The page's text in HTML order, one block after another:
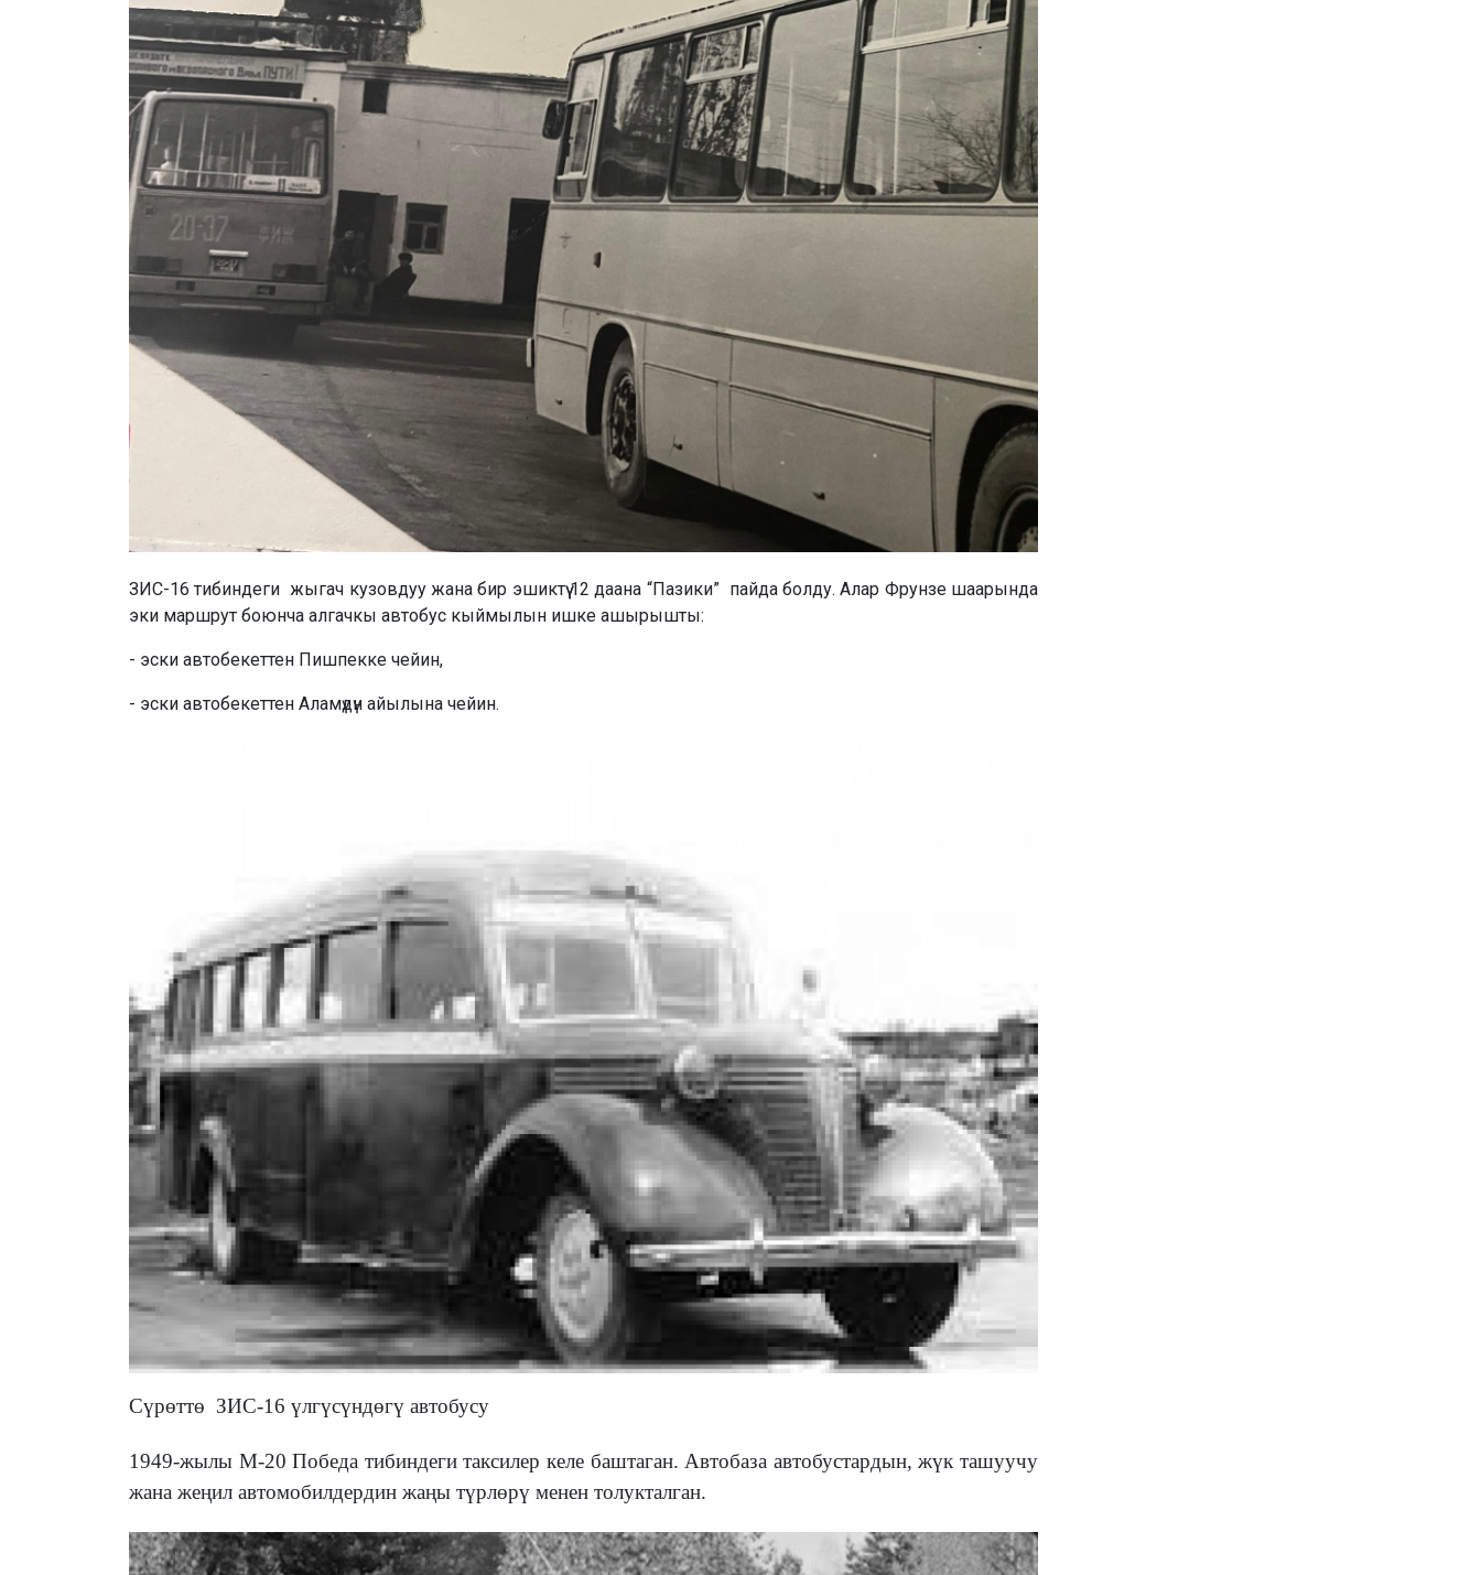
ЗИС-16 тибиндеги жыгач кузовдуу жана бир эшиктүү 12 даана “Пазики” пайда болду. Алар Фрунзе шаарында
эки маршрут боюнча алгачкы автобус кыймылын ишке ашырышты:
- эски автобекеттен Пишпекке чейин,
- эски автобекеттен Аламүдүн айылына чейин.
Сүрөттө ЗИС-16 үлгүсүндөгү автобусу
1949-жылы М-20 Победа тибиндеги таксилер келе баштаган. Автобаза автобустардын, жүк ташуучу
жана жеңил автомобилдердин жаңы түрлөрү менен толукталган.